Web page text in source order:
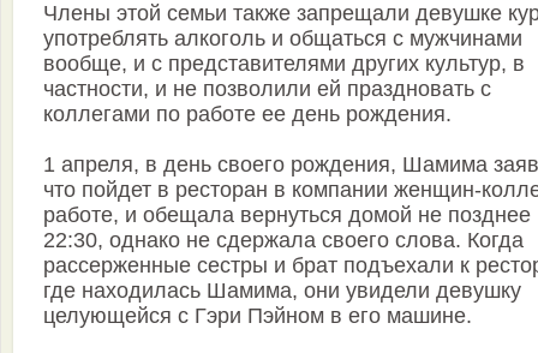
Члены этой семьи также запрещали девушке
употреблять алкоголь и общаться с мужчинами
вообще, и с представителями других культур, в
частности, и не позволили ей праздновать с
коллегами по работе ее день рождения.
1 апреля, в день своего рождения, Шамима
что пойдет в ресторан в компании женщин-
работе, и обещала вернуться домой не позднее
22:30, однако не сдержала своего слова. Когда
рассерженные сестры и брат подъехали к
где находилась Шамима, они увидели девушку
целующейся с Гэри Пэйном в его машине.